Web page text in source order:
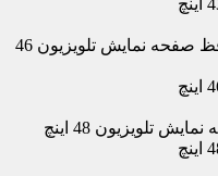
قیمت و خرید اینترنتی انواع محافظ صفحه نمایش تلویزیون 46
تلویزیون 48 اینچ